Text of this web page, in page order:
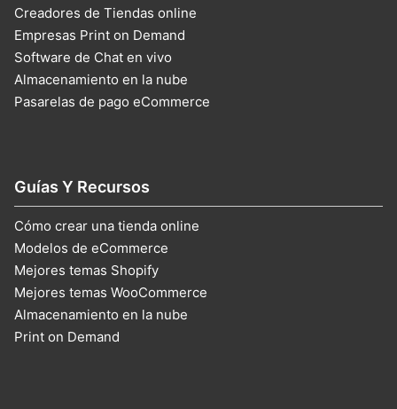
Guías Y Recursos
Cómo crear una tienda online
Modelos de eCommerce
Mejores temas Shopify
Mejores temas WooCommerce
Almacenamiento en la nube
Print on Demand
Creadores de Tiendas online
Empresas Print on Demand
Software de Chat en vivo
Almacenamiento en la nube
Pasarelas de pago eCommerce